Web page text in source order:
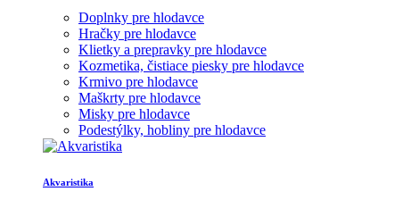
Doplnky pre hlodavce
Hračky pre hlodavce
Klietky a prepravky pre hlodavce
Kozmetika, čistiace piesky pre hlodavce
Krmivo pre hlodavce
Maškrty pre hlodavce
Misky pre hlodavce
Podestýlky, hobliny pre hlodavce
Akvaristika